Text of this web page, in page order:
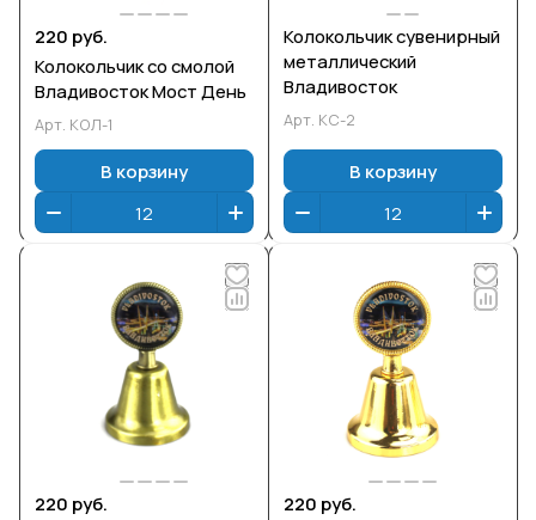
220 руб.
Колокольчик со смолой
Владивосток Мост День
Арт. КОЛ-1
В корзину
Колокольчик сувенирный
металлический
Владивосток
Арт. КС-2
В корзину
220 руб.
220 руб.